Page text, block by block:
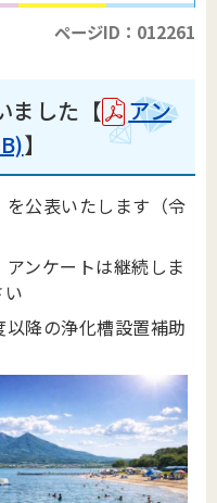
ページID：012261
ました【
アン
】
公表いたします（令
ンケートは継続しま
降の浄化槽設置補助